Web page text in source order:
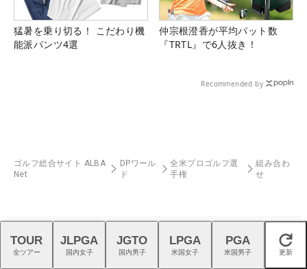
猛暑を乗り切る！ こだわり機
能派パンツ4選
仲宗根澄香が平均パット数
『TRTL』で6人抜き！
Recommended by
ゴルフ総合サイト ALBA
Net
DPワール
ド
全米プロゴルフ選
手権
組み合わ
せ
閉じる
TOUR
全ツアー
JLPGA
国内女子
JGTO
国内男子
LPGA
米国女子
PGA
米国男子 更新